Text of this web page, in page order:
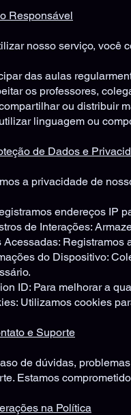
Responsável
nosso serviço, você
das aulas
os professores,
ou distribuir
linguagem ou
de Dados e
a privacidade de
endereços IP
de Interações:
Acessadas: Registramos
do Dispositivo:
ID: Para melhorar a
Utilizamos cookies
e Suporte
de dúvidas,
Estamos
na Política